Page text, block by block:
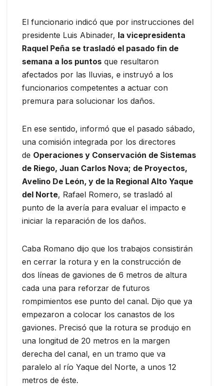
El funcionario indicó que por instrucciones del
presidente Luis Abinader, la vicepresidenta
Raquel Peña se trasladó el pasado fin de
semana a los puntos que resultaron
afectados por las lluvias, e instruyó a los
funcionarios competentes a actuar con
premura para solucionar los daños.
En ese sentido, informó que el pasado sábado,
una comisión integrada por los directores
de Operaciones y Conservación de Sistemas
de Riego, Juan Carlos Nova; de Proyectos,
Avelino De León, y de la Regional Alto Yaque
del Norte, Rafael Romero, se trasladó al
punto de la avería para evaluar el impacto e
iniciar la reparación de los daños.
Caba Romano dijo que los trabajos consistirán
en cerrar la rotura y en la construcción de
dos líneas de gaviones de 6 metros de altura
cada una para reforzar de futuros
rompimientos ese punto del canal. Dijo que ya
empezaron a colocar los canastos de los
gaviones. Precisó que la rotura se produjo en
una longitud de 20 metros en la margen
derecha del canal, en un tramo que va
paralelo al río Yaque del Norte, a unos 12
metros de éste.